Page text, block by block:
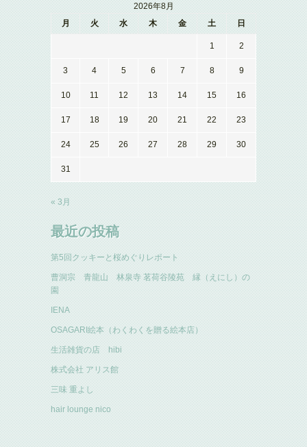
2026年8月
月
火 水 木 金 土 日
1 2
3 4 5 6 7 8 9
10 11 12 13 14 15 16
17 18 19 20 21 22 23
24 25 26 27 28 29 30
31
« 3月
最近の投稿
第5回クッキーと桜めぐりレポート
曹洞宗 青龍山 林泉寺 茗荷谷陵苑 縁（えにし）の
園
IENA
OSAGARI絵本（わくわくを贈る絵本店）
生活雑貨の店 hibi
株式会社 アリス館
三味 重よし
hair lounge nico